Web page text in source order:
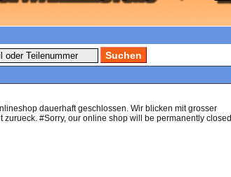
dauerhaft geschlossen. Wir blicken mit grosser
zurueck. #Sorry, our online shop will be permanently closed